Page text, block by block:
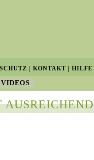
KONTAKT HILFE
AUSREICHEND